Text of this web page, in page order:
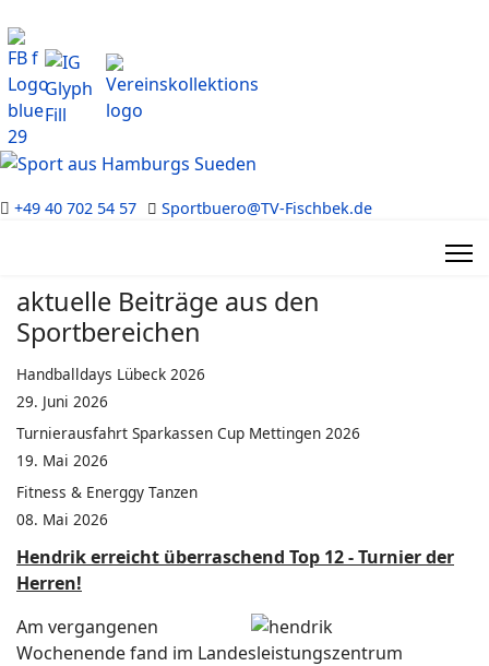
+49 40 702 54 57 Sportbuero@TV-Fischbek.de
aktuelle Beiträge aus den
Sportbereichen
Handballdays Lübeck 2026
29. Juni 2026
Turnierausfahrt Sparkassen Cup Mettingen 2026
19. Mai 2026
Fitness & Energgy Tanzen
08. Mai 2026
Hendrik erreicht überraschend Top 12 - Turnier der
Herren!
Am vergangenen
Wochenende fand im Landesleistungszentrum